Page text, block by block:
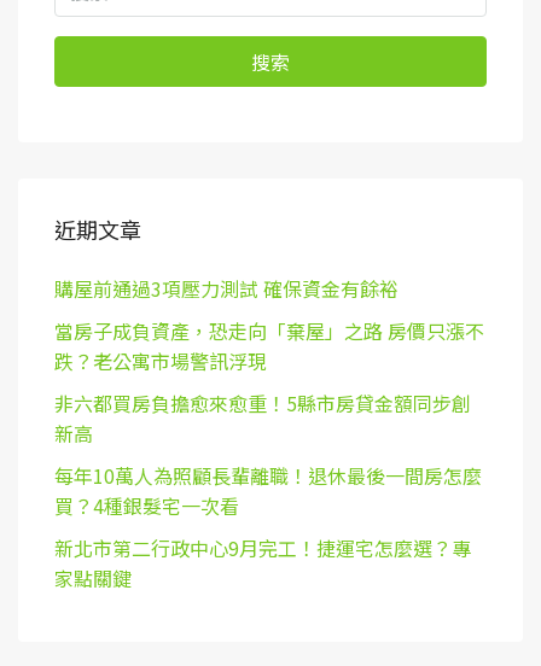
搜索
近期文章
購屋前通過3項壓力測試 確保資金有餘裕
當房子成負資產，恐走向「棄屋」之路 房價只漲不
跌？老公寓市場警訊浮現
非六都買房負擔愈來愈重！5縣市房貸金額同步創
新高
每年10萬人為照顧長輩離職！退休最後一間房怎麼
買？4種銀髮宅一次看
新北市第二行政中心9月完工！捷運宅怎麼選？專
家點關鍵